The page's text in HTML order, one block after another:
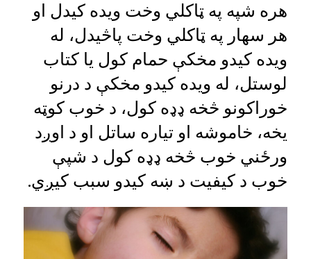
هره شپه په ټاکلي وخت ويده کيدل او
هر سهار په ټاکلي وخت پاڅيدل، له
ويده کيدو مخکې حمام کول يا کتاب
لوستل، له ويده کيدو مخکې د درنو
خوراکونو څخه ډډه کول، د خوب کوټه
يخه، خاموشه او تياره ساتل او د اوږد
ورځني خوب څخه ډډه کول د شپې
خوب د کیفیت د ښه کیدو سبب کیږي.